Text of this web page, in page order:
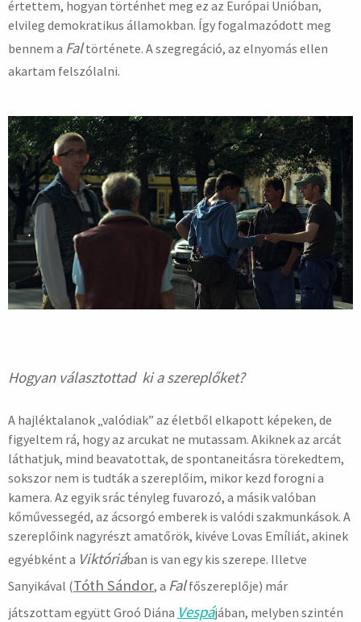
értettem, hogyan történhet meg ez az Európai Unióban,
elvileg demokratikus államokban. Így fogalmazódott meg
bennem a Faltörténete. A szegregáció, az elnyomás ellen
akartam felszólalni.
Hogyan választottad ki a szereplőket?
A hajléktalanok „valódiak” az életből elkapott képeken, de
figyeltem rá, hogy az arcukat ne mutassam. Akiknek az arcát
láthatjuk, mind beavatottak, de spontaneitásra törekedtem,
sokszor nem is tudták a szereplőim, mikor kezd forogni a
kamera. Az egyik srác tényleg fuvarozó, a másik valóban
kőművessegéd, az ácsorgó emberek is valódi szakmunkások. A
szereplőink nagyrészt amatőrök, kivéve Lovas Emíliát, akinek
egyébként a Viktóriában is van egy kis szerepe. Illetve
Sanyikával (Tóth Sándor, a Falfőszereplője) már
játszottam együtt Groó Diána Vespájában, melyben szintén